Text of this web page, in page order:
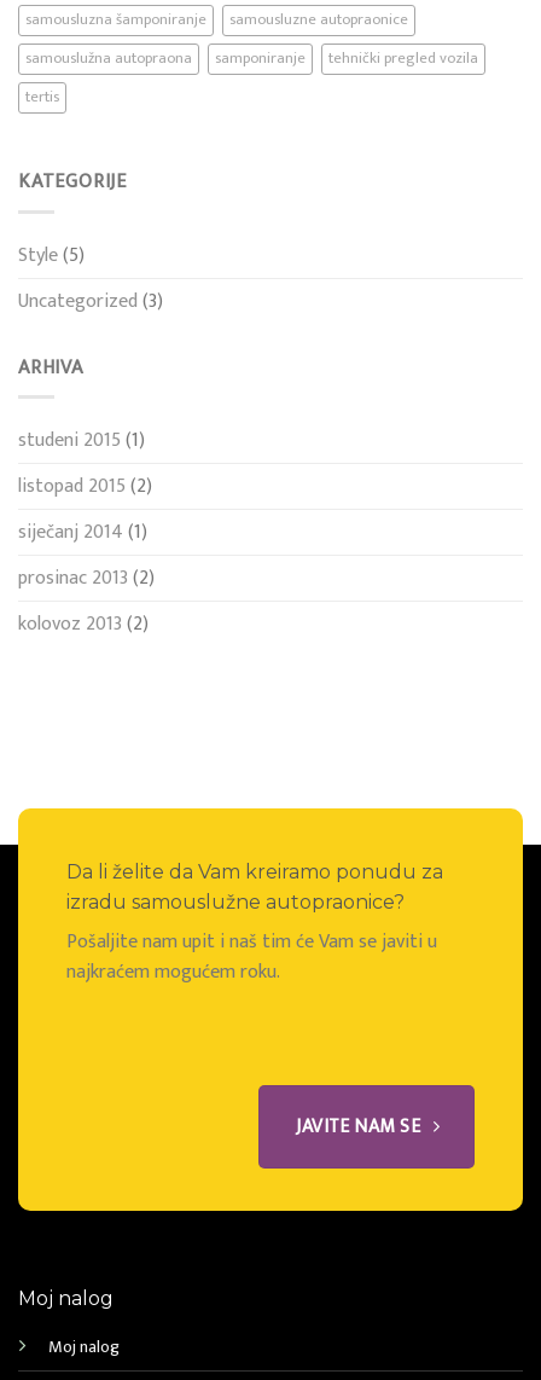
samousluzna šamponiranje
samousluzne autopraonice
samouslužna autopraona
samponiranje
tehnički pregled vozila
tertis
KATEGORIJE
Style(5)
Uncategorized(3)
ARHIVA
studeni 2015(1)
listopad 2015(2)
siječanj 2014(1)
prosinac 2013(2)
kolovoz 2013(2)
Da li želite da Vam kreiramo ponudu za
izradu samouslužne autopraonice?
Pošaljite nam upit i naš tim će Vam se javiti u
najkraćem mogućem roku.
JAVITE NAM SE
Moj nalog
Moj nalog